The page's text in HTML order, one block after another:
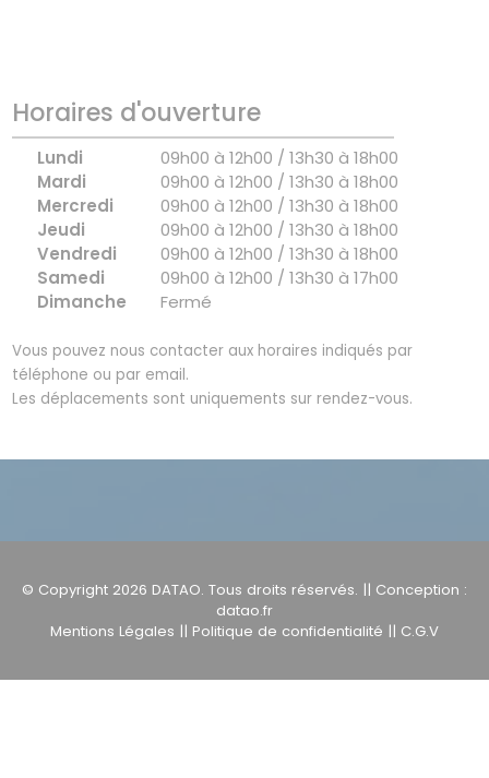
Horaires d'ouverture
Lundi
09h00 à 12h00 / 13h30 à 18h00
Mardi
09h00 à 12h00 / 13h30 à 18h00
Mercredi
09h00 à 12h00 / 13h30 à 18h00
Jeudi
09h00 à 12h00 / 13h30 à 18h00
Vendredi
09h00 à 12h00 / 13h30 à 18h00
Samedi
09h00 à 12h00 / 13h30 à 17h00
Dimanche
Fermé
Vous pouvez nous contacter aux horaires indiqués par
téléphone ou par email.
Les déplacements sont uniquements sur rendez-vous.
© Copyright 2026 DATAO. Tous droits réservés. || Conception :
datao.fr
Mentions Légales || Politique de confidentialité || C.G.V